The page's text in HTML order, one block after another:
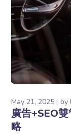
May 21, 2025 by
廣告+SEO
略